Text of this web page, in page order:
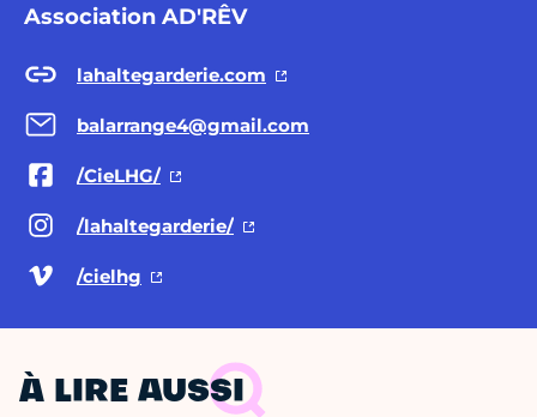
Association AD'RÊV
lahaltegarderie.com
balarrange4@gmail.com
/CieLHG/
/lahaltegarderie/
/cielhg
À LIRE AUSSI